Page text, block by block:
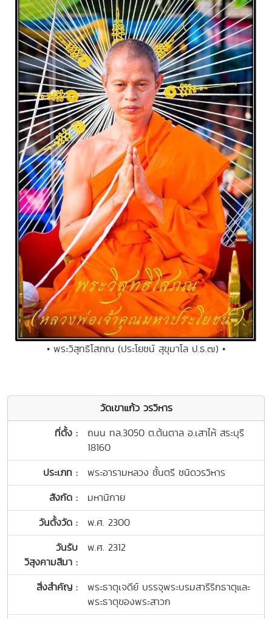
• พระวิสุทธิโสภณ (ประโยชน์ สุขุมาโล ป.ธ.๗) •
วัดเขาแก้ว วรวิหาร
ที่ตั้ง :
ถนน ทล.3050 ต.ต้นตาล อ.เสาไห้ สระบุรี
18160
ประเภท :
พระอารามหลวง ชั้นตรี ชนิดวรวิหาร
สังกัด :
มหานิกาย
วันตั้งวัด :
พ.ศ. 2300
วันรับ
วิสุงคามสีมา :
พ.ศ. 2312
สิ่งสำคัญ :
พระธาตุเจดีย์ บรรจุพระบรมสารีริกธาตุและ
พระธาตุของพระสาวก